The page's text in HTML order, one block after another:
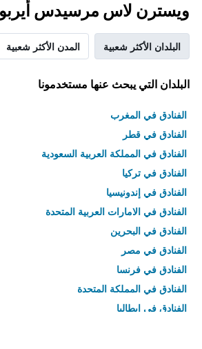
ويسترن لاس مرسيدس
البلدان الأكثر شعبية المدن الأكثر شعبية
البلدان التي يبحث عنها مستخدمونا
الفنادق في المغرب
الفنادق في قطر
الفنادق في المملكة العربية السعودية
الفنادق في تركيا
الفنادق في إندونيسيا
الفنادق في الامارات العربية المتحدة
الفنادق في البحرين
الفنادق في مصر
الفنادق في فرنسا
الفنادق في المملكة المتحدة
الفنادق في إيطاليا